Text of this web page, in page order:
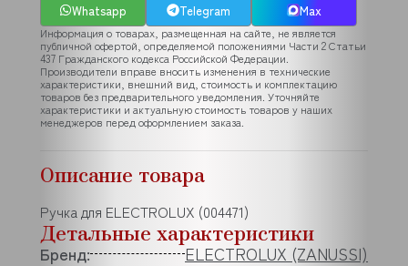
Whatsapp
Telegram Max
Информация о товарах, размещенная на сайте, не является
публичной офертой, определяемой положениями Части 2 Статьи
437 Гражданского кодекса Российской Федерации.
Производители вправе вносить изменения в технические
характеристики, внешний вид, стоимость и комплектацию
товаров без предварительного уведомления. Уточняйте
характеристики и актуальную стоимость товаров у наших
менеджеров перед оформлением заказа.
Описание товара
Ручка для ELECTROLUX (004471)
Детальные характеристики
Бренд:
ELECTROLUX (ZANUSSI)